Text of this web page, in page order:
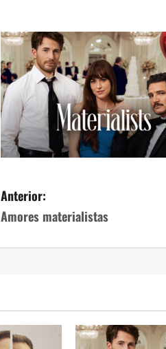
Anterior:
Amores materialistas